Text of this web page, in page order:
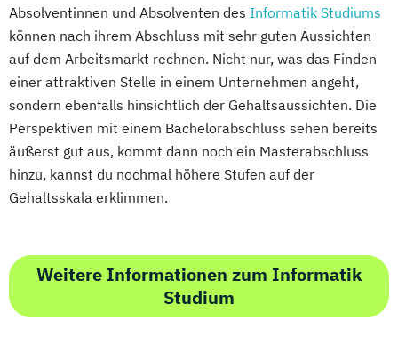
Absolventinnen und Absolventen des Informatik Studiums
können nach ihrem Abschluss mit sehr guten Aussichten
auf dem Arbeitsmarkt rechnen. Nicht nur, was das Finden
einer attraktiven Stelle in einem Unternehmen angeht,
sondern ebenfalls hinsichtlich der Gehaltsaussichten. Die
Perspektiven mit einem Bachelorabschluss sehen bereits
äußerst gut aus, kommt dann noch ein Masterabschluss
hinzu, kannst du nochmal höhere Stufen auf der
Gehaltsskala erklimmen.
Weitere Informationen zum Informatik
Studium